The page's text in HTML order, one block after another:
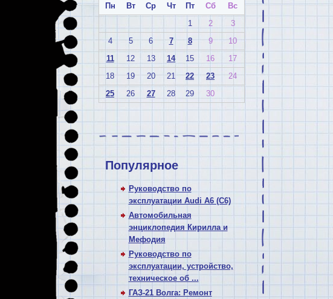
Пн
Вт Ср Чт Пт Сб
Вс
1
2
3
4
5 6 7 8 9
10
11
12 13 14 15 16
17
18
19 20 21 22 23
24
25
26 27 28 29 30
Популярное
Руководство по
эксплуатации Audi A6 (C6)
Автомобильная
энциклопедия Кирилла и
Мефодия
Руководство по
эксплуатации, устройство,
техническое об ...
ГАЗ-21 Волга: Ремонт